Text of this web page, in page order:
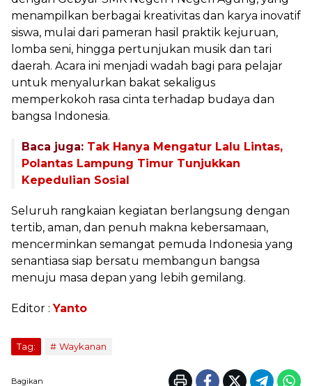
menampilkan berbagai kreativitas dan karya inovatif
siswa, mulai dari pameran hasil praktik kejuruan,
lomba seni, hingga pertunjukan musik dan tari
daerah. Acara ini menjadi wadah bagi para pelajar
untuk menyalurkan bakat sekaligus
memperkokoh rasa cinta terhadap budaya dan
bangsa Indonesia.
Baca juga: Tak Hanya Mengatur Lalu Lintas,
Polantas Lampung Timur Tunjukkan
Kepedulian Sosial
Seluruh rangkaian kegiatan berlangsung dengan
tertib, aman, dan penuh makna kebersamaan,
mencerminkan semangat pemuda Indonesia yang
senantiasa siap bersatu membangun bangsa
menuju masa depan yang lebih gemilang.
Editor :Yanto
Tag: Waykanan
Bagikan